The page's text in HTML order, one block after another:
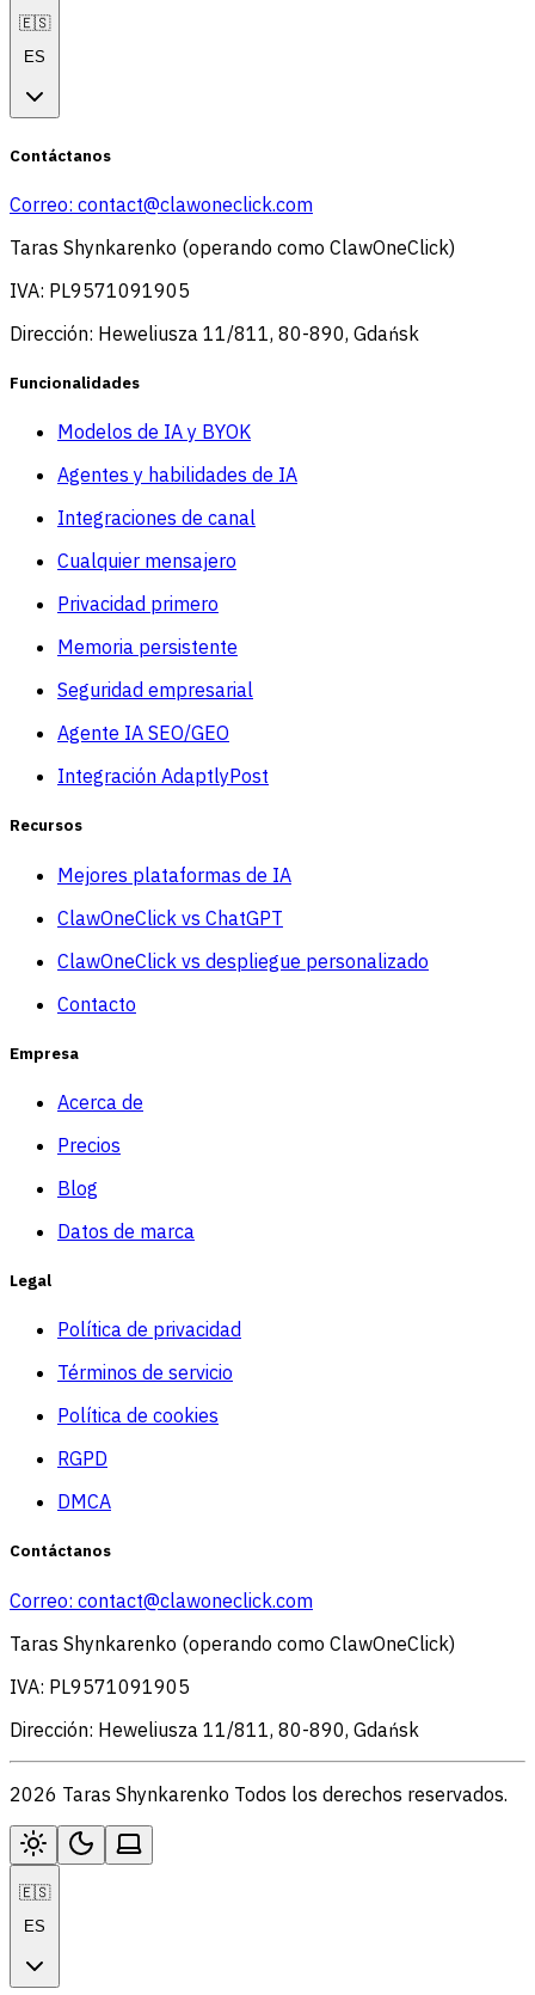
🇪🇸
ES
Contáctanos
Correo: contact@clawoneclick.com
Taras Shynkarenko (operando como ClawOneClick)
IVA: PL9571091905
Dirección: Heweliusza 11/811, 80-890, Gdańsk
Funcionalidades
Modelos de IA y BYOK
Agentes y habilidades de IA
Integraciones de canal
Cualquier mensajero
Privacidad primero
Memoria persistente
Seguridad empresarial
Agente IA SEO/GEO
Integración AdaptlyPost
Recursos
Mejores plataformas de IA
ClawOneClick vs ChatGPT
ClawOneClick vs despliegue personalizado
Contacto
Empresa
Acerca de
Precios
Blog
Datos de marca
Legal
Política de privacidad
Términos de servicio
Política de cookies
RGPD
DMCA
Contáctanos
Correo: contact@clawoneclick.com
Taras Shynkarenko (operando como ClawOneClick)
IVA: PL9571091905
Dirección: Heweliusza 11/811, 80-890, Gdańsk
2026 Taras Shynkarenko Todos los derechos reservados.
🇪🇸
ES